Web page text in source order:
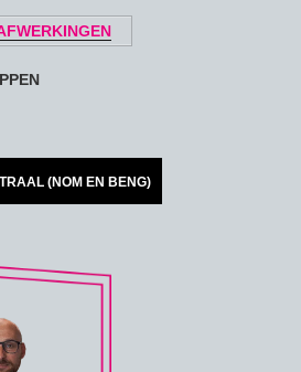
(NOM EN BENG)